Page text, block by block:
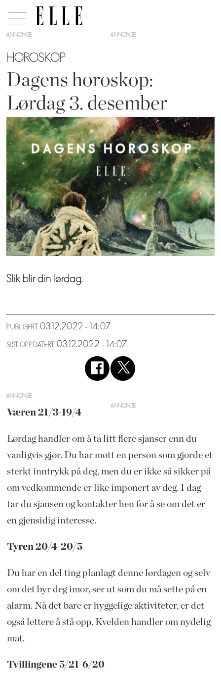
ANNONSE
HOROSKOP
Dagens horoskop:
Lørdag 3. desember
Slik blir din lørdag.
PUBLISERT 03.12.2022 - 14:07
SIST OPPDATERT 03.12.2022 - 14:07
ANNONSE
Væren 21/3-19/4
Lørdag handler om å ta litt flere sjanser enn du
vanligvis gjør. Du har møtt en person som gjorde et
sterkt inntrykk på deg, men du er ikke så sikker på
om vedkommende er like imponert av deg. I dag
tar du sjansen og kontakter hen for å se om det er
en gjensidig interesse.
Tyren 20/4-20/5
Du har en del ting planlagt denne lørdagen og selv
om det byr deg imor, ser ut som du må sette på en
alarm. Nå det bare er hyggelige aktiviteter, er det
også lettere å stå opp. Kvelden handler om nydelig
mat.
Tvillingene 5/21-6/20